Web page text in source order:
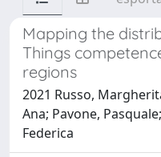
Mapping the
Things
regions
2021 Russo,
Ana; Pavone,
Federica